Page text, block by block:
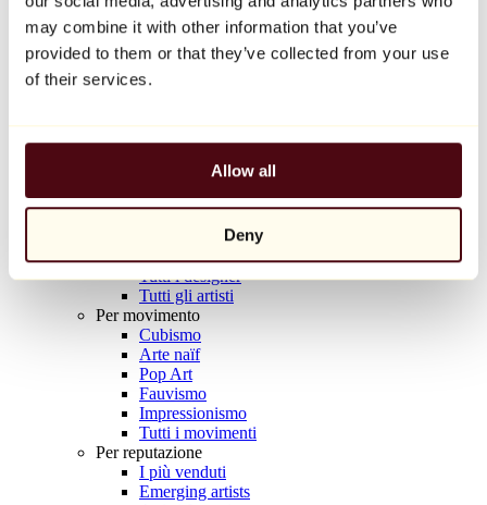
may combine it with other information that you’ve
provided to them or that they’ve collected from your use
of their services.
Allow all
Deny
Balloon Dog (Orange)
Jeff Koons
10.000 €
Artisti
Tutti i pittori
Tutti i fotografi
Tutti i disegnatori
Tutti i designer
Tutti gli artisti
Per movimento
Cubismo
Arte naïf
Pop Art
Fauvismo
Impressionismo
Tutti i movimenti
Per reputazione
I più venduti
Emerging artists